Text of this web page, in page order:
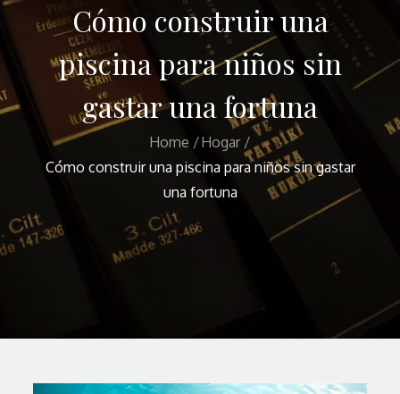
Cómo construir una
piscina para niños sin
gastar una fortuna
Home
Hogar
Cómo construir una piscina para niños sin gastar
una fortuna